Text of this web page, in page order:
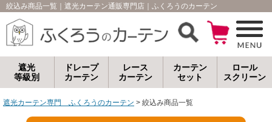
絞込み商品一覧 ｜遮光カーテン通販専門店｜ふくろうのカーテン
遮光
等級別
ドレープ
カーテン
レース
カーテン
カーテン
セット
ロール
スクリーン
遮光カーテン専門 ふくろうのカーテン 絞込み商品一覧